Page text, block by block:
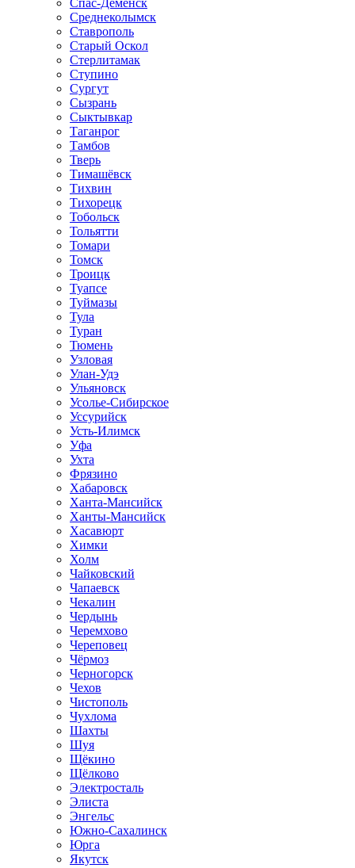
Спас-Деменск
Среднеколымск
Ставрополь
Старый Оскол
Стерлитамак
Ступино
Сургут
Сызрань
Сыктывкар
Таганрог
Тамбов
Тверь
Тимашёвск
Тихвин
Тихорецк
Тобольск
Тольятти
Томари
Томск
Троицк
Туапсе
Туймазы
Тула
Туран
Тюмень
Узловая
Улан-Удэ
Ульяновск
Усолье-Сибирское
Уссурийск
Усть-Илимск
Уфа
Ухта
Фрязино
Хабаровск
Ханта-Мансийск
Ханты-Мансийск
Хасавюрт
Химки
Холм
Чайковский
Чапаевск
Чекалин
Чердынь
Черемхово
Череповец
Чёрмоз
Черногорск
Чехов
Чистополь
Чухлома
Шахты
Шуя
Щёкино
Щёлково
Электросталь
Элиста
Энгельс
Южно-Сахалинск
Юрга
Якутск